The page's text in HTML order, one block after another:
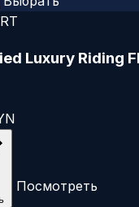
несколько
странице
Luxury Riding
Посмотреть